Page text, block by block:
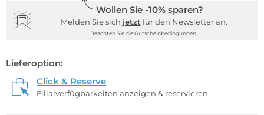
Wollen Sie -10% sparen?
Melden Sie sich jetzt für den Newsletter an.
Beachten Sie die Gutscheinbedingungen.
Lieferoption:
Click & Reserve
Filialverfügbarkeiten anzeigen & reservieren